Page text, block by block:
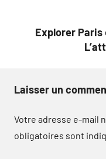
Explorer Paris
Laisser un
Votre adresse e-mail
obligatoires sont